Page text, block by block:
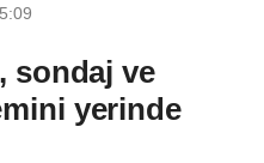
sondaj ve
yerinde